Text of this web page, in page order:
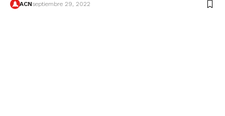
ACNseptiembre 29, 2022